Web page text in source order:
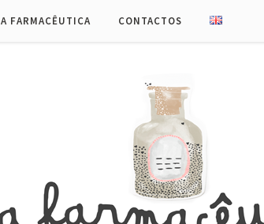
FARMACÊUTICA CONTACTOS